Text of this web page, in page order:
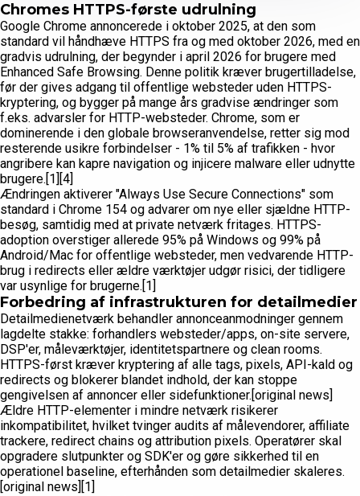
Chromes HTTPS-første udrulning
Google Chrome annoncerede i oktober 2025, at den som
standard vil håndhæve HTTPS fra og med oktober 2026, med en
gradvis udrulning, der begynder i april 2026 for brugere med
Enhanced Safe Browsing. Denne politik kræver brugertilladelse,
før der gives adgang til offentlige websteder uden HTTPS-
kryptering, og bygger på mange års gradvise ændringer som
f.eks. advarsler for HTTP-websteder. Chrome, som er
dominerende i den globale browseranvendelse, retter sig mod
resterende usikre forbindelser - 1% til 5% af trafikken - hvor
angribere kan kapre navigation og injicere malware eller udnytte
brugere.[1][4]
Ændringen aktiverer "Always Use Secure Connections" som
standard i Chrome 154 og advarer om nye eller sjældne HTTP-
besøg, samtidig med at private netværk fritages. HTTPS-
adoption overstiger allerede 95% på Windows og 99% på
Android/Mac for offentlige websteder, men vedvarende HTTP-
brug i redirects eller ældre værktøjer udgør risici, der tidligere
var usynlige for brugerne.[1]
Forbedring af infrastrukturen for detailmedier
Detailmedienetværk behandler annonceanmodninger gennem
lagdelte stakke: forhandlers websteder/apps, on-site servere,
DSP'er, måleværktøjer, identitetspartnere og clean rooms.
HTTPS-først kræver kryptering af alle tags, pixels, API-kald og
redirects og blokerer blandet indhold, der kan stoppe
gengivelsen af annoncer eller sidefunktioner.[original news]
Ældre HTTP-elementer i mindre netværk risikerer
inkompatibilitet, hvilket tvinger audits af målevendorer, affiliate
trackere, redirect chains og attribution pixels. Operatører skal
opgradere slutpunkter og SDK'er og gøre sikkerhed til en
operationel baseline, efterhånden som detailmedier skaleres.
[original news][1]